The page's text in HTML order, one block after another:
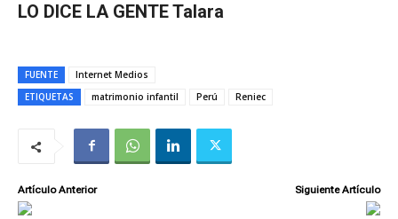
LO DICE LA GENTE Talara
FUENTE
Internet Medios
ETIQUETAS
matrimonio infantil Perú Reniec
Artículo Anterior Siguiente Artículo